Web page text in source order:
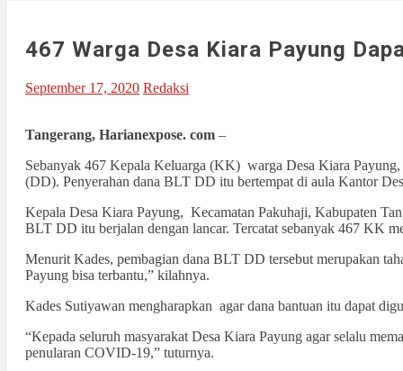
467 Warga Desa Kiara Payung
September 17, 2020 Redaksi
Tangerang, Harianexpose. com –
Sebanyak 467 Kepala Keluarga (KK) warga Desa Kiara
(DD). Penyerahan dana BLT DD itu bertempat di aula Kantor
Kepala Desa Kiara Payung, Kecamatan Pakuhaji, Kabupaten
BLT DD itu berjalan dengan lancar. Tercatat sebanyak 467 KK
Menurit Kades, pembagian dana BLT DD tersebut merupakan
Payung bisa terbantu,” kilahnya.
Kades Sutiyawan mengharapkan agar dana bantuan itu dapat
“Kepada seluruh masyarakat Desa Kiara Payung agar selalu
penularan COVID-19,” tuturnya.